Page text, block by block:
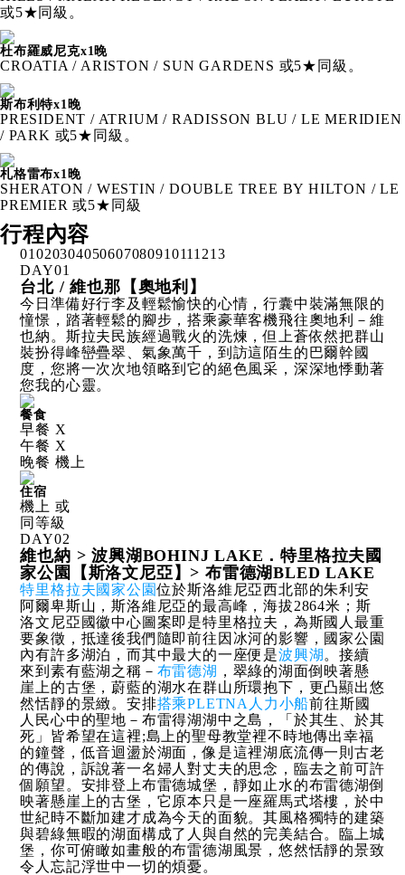
或5★同級。
杜布羅威尼克x1晚
CROATIA / ARISTON / SUN GARDENS 或5★同級。
斯布利特x1晚
PRESIDENT / ATRIUM / RADISSON BLU / LE MERIDIEN
/ PARK 或5★同級。
札格雷布x1晚
SHERATON / WESTIN / DOUBLE TREE BY HILTON / LE
PREMIER 或5★同級
行程內容
0102030405060708091011 1213
DAY01
台北 / 維也那【奧地利】
今日準備好行李及輕鬆愉快的心情，行囊中裝滿無限的
憧憬，踏著輕鬆的腳步，搭乘豪華客機飛往奧地利－維
也納。斯拉夫民族經過戰火的洗煉，但上蒼依然把群山
裝扮得峰巒疊翠、氣象萬千，到訪這陌生的巴爾幹國
度，您將一次次地領略到它的絕色風采，深深地悸動著
您我的心靈。
餐食
早餐 X
午餐 X
晚餐 機上
住宿
機上 或
同等級
DAY02
維也納 > 波興湖BOHINJ LAKE．特里格拉夫國
家公園【斯洛文尼亞】> 布雷德湖BLED LAKE
特里格拉夫國家公園位於斯洛維尼亞西北部的朱利安
阿爾卑斯山，斯洛維尼亞的最高峰，海拔2864米；斯
洛文尼亞國徽中心圖案即是特里格拉夫，為斯國人最重
要象徵，抵達後我們隨即前往因冰河的影響，國家公園
內有許多湖泊，而其中最大的一座便是波興湖 。接續
來到素有藍湖之稱－ 布雷德湖 ，翠綠的湖面倒映著懸
崖上的古堡，蔚藍的湖水在群山所環抱下，更凸顯出悠
然恬靜的景緻。安排搭乘PLETNA人力小船前往斯國
人民心中的聖地－布雷得湖湖中之島，「於其生、於其
死」皆希望在這裡;島上的聖母教堂裡不時地傳出幸福
的鐘聲，低音迴盪於湖面，像是這裡湖底流傳一則古老
的傳說，訴說著一名婦人對丈夫的思念，臨去之前可許
個願望。安排登上布雷德城堡，靜如止水的布雷德湖倒
映著懸崖上的古堡，它原本只是一座羅馬式塔樓，於中
世紀時不斷加建才成為今天的面貌。其風格獨特的建築
與碧綠無暇的湖面構成了人與自然的完美結合。臨上城
堡，你可俯瞰如畫般的布雷德湖風景，悠然恬靜的景致
令人忘記浮世中一切的煩憂。